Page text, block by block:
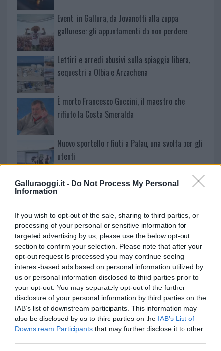
Galluraoggi.it - Do Not Process My Personal
Information
If you wish to opt-out of the sale, sharing to third parties, or
processing of your personal or sensitive information for
targeted advertising by us, please use the below opt-out
section to confirm your selection. Please note that after your
opt-out request is processed you may continue seeing
interest-based ads based on personal information utilized by
us or personal information disclosed to third parties prior to
your opt-out. You may separately opt-out of the further
disclosure of your personal information by third parties on the
IAB’s list of downstream participants. This information may
also be disclosed by us to third parties on the IAB’s List of
Downstream Participants that may further disclose it to other
Eventi in Gallura, da Jovanotti alla zuppa
gallurese: gli appuntamenti da non perdere
Lettini e arredi abusivi sulla spiaggia libera,
sequestri a Olbia e Arzachena
È morto Francesco Guccini, il maestro che
rifiutò la Costa Smeralda
Nuovo sportello rifiuti a Palau, una svolta per gli
utenti
Migliori agenzie per l’Attestazione SOA in Italia:
lista delle 4 realtà più efficienti nella g…
NECROLOGIE